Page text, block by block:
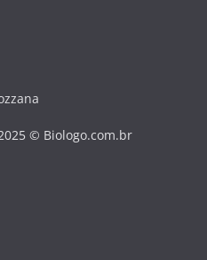
© Biologo.com.br